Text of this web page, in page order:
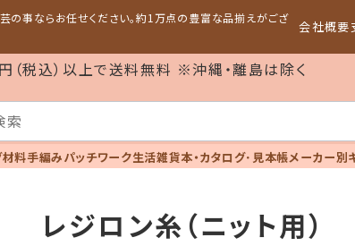
の事ならお任せください。約1万点の豊富な品揃えがござ
会社概要
（税込）以上で送料無料 ※沖縄・離島は除く
料手編みパッチワーク生活雑貨本・カタログ･見本帳メーカー別
レジロン糸（ニット用）